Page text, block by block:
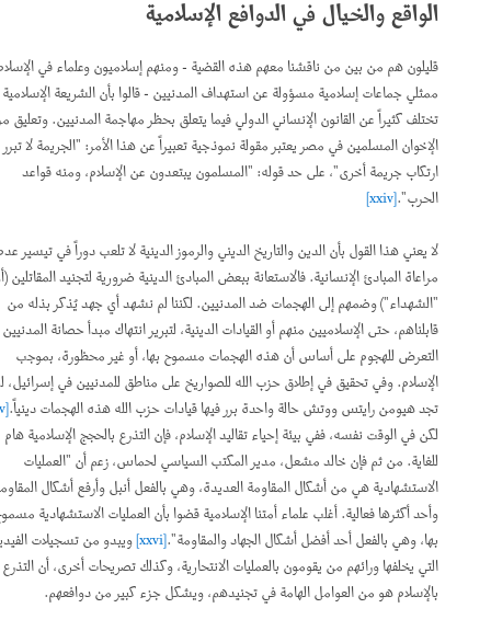
الواقع والخيال في الدوافع الإسلامية
قليلون هم من بين من ناقشنا معهم هذه القضية - ومنهم إسلاميون وعلماء في الإسلام أو
ممثلي جماعات إسلامية مسؤولة عن استهداف المدنيين - قالوا بأن الشريعة الإسلامية
تختلف كثيراً عن القانون الإنساني الدولي فيما يتعلق بحظر مهاجمة المدنيين. وتعليق مرشد
الإخوان المسلمين في مصر يعتبر مقولة نموذجية تعبيراً عن هذا الأمر: "الجريمة لا تبرر
ارتكاب جريمة أخرى"، على حد قوله: "المسلمون يبتعدون عن الإسلام، ومنه قواعد
الحرب".[xxiv]
لا يعني هذا القول بأن الدين والتاريخ الديني والرموز الدينية لا تلعب دوراً في تيسير عدم
مراعاة المبادئ الإنسانية. فالاستعانة ببعض المبادئ الدينية ضرورية لتجنيد المقاتلين (أو
"الشهداء") وضمهم إلى الهجمات ضد المدنيين. لكننا لم نشهد أي جهد يُذكر بذله من
قابلناهم، حتى الإسلاميين منهم أو القيادات الدينية، لتبرير انتهاك مبدأ حصانة المدنيين من
التعرض للهجوم على أساس أن هذه الهجمات مسموح بها، أو غير محظورة، بموجب
الإسلام. وفي تحقيق في إطلاق حزب الله للصواريخ على مناطق للمدنيين في إسرائيل، لم
تجد هيومن رايتس ووتش حالة واحدة برر فيها قيادات حزب الله هذه الهجمات دينياً.[xxv]
لكن في الوقت نفسه، ففي بيئة إحياء تقاليد الإسلام، فإن التذرع بالحجج الإسلامية هام
للغاية. من ثم فإن خالد مشعل، مدير المكتب السياسي لحماس، زعم أن "العمليات
الاستشهادية هي من أشكال المقاومة العديدة، وهي بالفعل أنبل وأرفع أشكال المقاومة
وأحد أكثرها فعالية. أغلب علماء أمتنا الإسلامية قضوا بأن العمليات الاستشهادية مسموح
بها، وهي بالفعل أحد أفضل أشكال الجهاد والمقاومة".[xxvi]
ويبدو من تسجيلات الفيديو
التي يخلفها ورائهم من يقومون بالعمليات الانتحارية، وكذلك تصريحات أخرى، أن التذرع
بالإسلام هو من العوامل الهامة في تجنيدهم، ويشكل جزء كبير من دوافعهم.